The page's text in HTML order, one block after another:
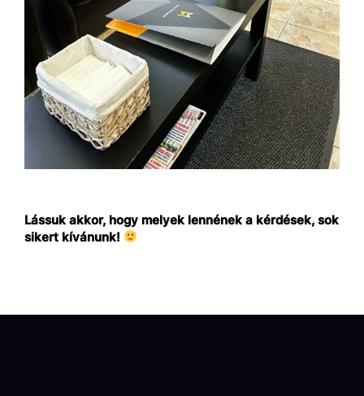
Lássuk akkor, hogy melyek lennének a kérdések, sok
sikert kívánunk!